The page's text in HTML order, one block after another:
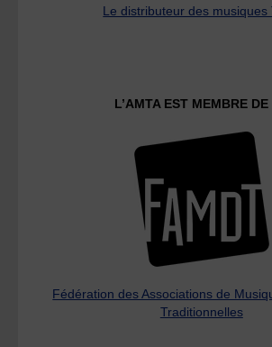
Le distributeur des musiques
L’AMTA EST MEMBRE
Fédération des Associations de
Traditionnelles